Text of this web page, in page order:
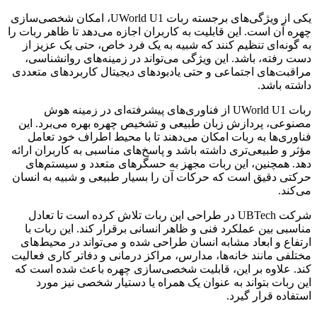
یکی از ویژگی‌های برجسته ربات UWorld U1، امکان شخصی‌سازی
چهره آن است. این قابلیت به کاربران اجازه می‌دهد تا ظاهر ربات را
به گونه‌ای تنظیم کنند که شبیه به یک فرد خاص، حتی یک عزیز از
دست رفته، باشد. این ویژگی می‌تواند در زمینه‌های روانشناسی،
مراقبت‌های اجتماعی و حتی یادبودهای دیجیتال کاربردهای متعددی
داشته باشد.
ربات UWorld U1 از فناوری‌های پیشرفته‌ای در زمینه هوش
مصنوعی، پردازش زبان طبیعی و تشخیص چهره بهره می‌برد. این
فناوری‌ها به ربات امکان می‌دهند تا با محیط اطراف خود تعامل
مؤثر و طبیعی‌تری داشته باشد و پاسخ‌های مناسبی به کاربران ارائه
دهد. همچنین، این ربات مجهز به حسگرهای متعدد و سیستم‌های
حرکتی دقیق است که حرکات آن را بسیار طبیعی و شبیه به انسان
می‌کند.
شرکت UBTech در طراحی این ربات تلاش کرده است تا تعادل
مناسبی بین عملکرد فنی و ظاهر انسانی برقرار کند. این ربات با
ارتفاع و ابعاد مشابه انسان طراحی شده و می‌تواند در محیط‌های
مختلفی مانند خانه‌ها، مدارس، مراکز درمانی و دفاتر کاری فعالیت
کند. علاوه بر این، قابلیت شخصی‌سازی چهره باعث شده است که
این ربات بتواند به عنوان یک همراه یا دستیار شخصی نیز مورد
استفاده قرار گیرد.